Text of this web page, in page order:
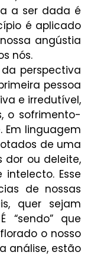
a ser dada é
é aplicado
angústia
nós.
perspectiva
pessoa
e irredutível,
o sofrimento-
linguagem
de uma
dor ou deleite,
Esse
de nossas
quer sejam
“sendo” que
o nosso
análise, estão